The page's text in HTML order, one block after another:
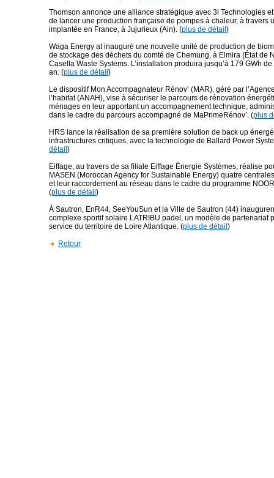
Thomson annonce une alliance stratégique avec 3i Technologies
de lancer une production française de pompes à chaleur, à travers
implantée en France, à Jujurieux (Ain). (plus de détail )
Waga Energy at inauguré une nouvelle unité de production de
de stockage des déchets du comté de Chemung, à Elmira (État de
Casella Waste Systems. L’installation produira jusqu’à 179 GWh
an. (plus de détail )
Le dispositif Mon Accompagnateur Rénov’ (MAR), géré par
l’habitat (ANAH), vise à sécuriser le parcours de rénovation
ménages en leur apportant un accompagnement technique,
dans le cadre du parcours accompagné de MaPrimeRénov’. (plus
HRS lance la réalisation de sa première solution de back up
infrastructures critiques, avec la technologie de Ballard Power
détail )
Eiffage, au travers de sa filiale Eiffage Énergie Systèmes, réalise
MASEN (Moroccan Agency for Sustainable Energy) quatre
et leur raccordement au réseau dans le cadre du programme
(plus de détail )
À Sautron, EnR44, SeeYouSun et la Ville de Sautron (44)
complexe sportif solaire LATRIBU padel, un modèle de partenariat
service du territoire de Loire Atlantique. (plus de détail )
Retour